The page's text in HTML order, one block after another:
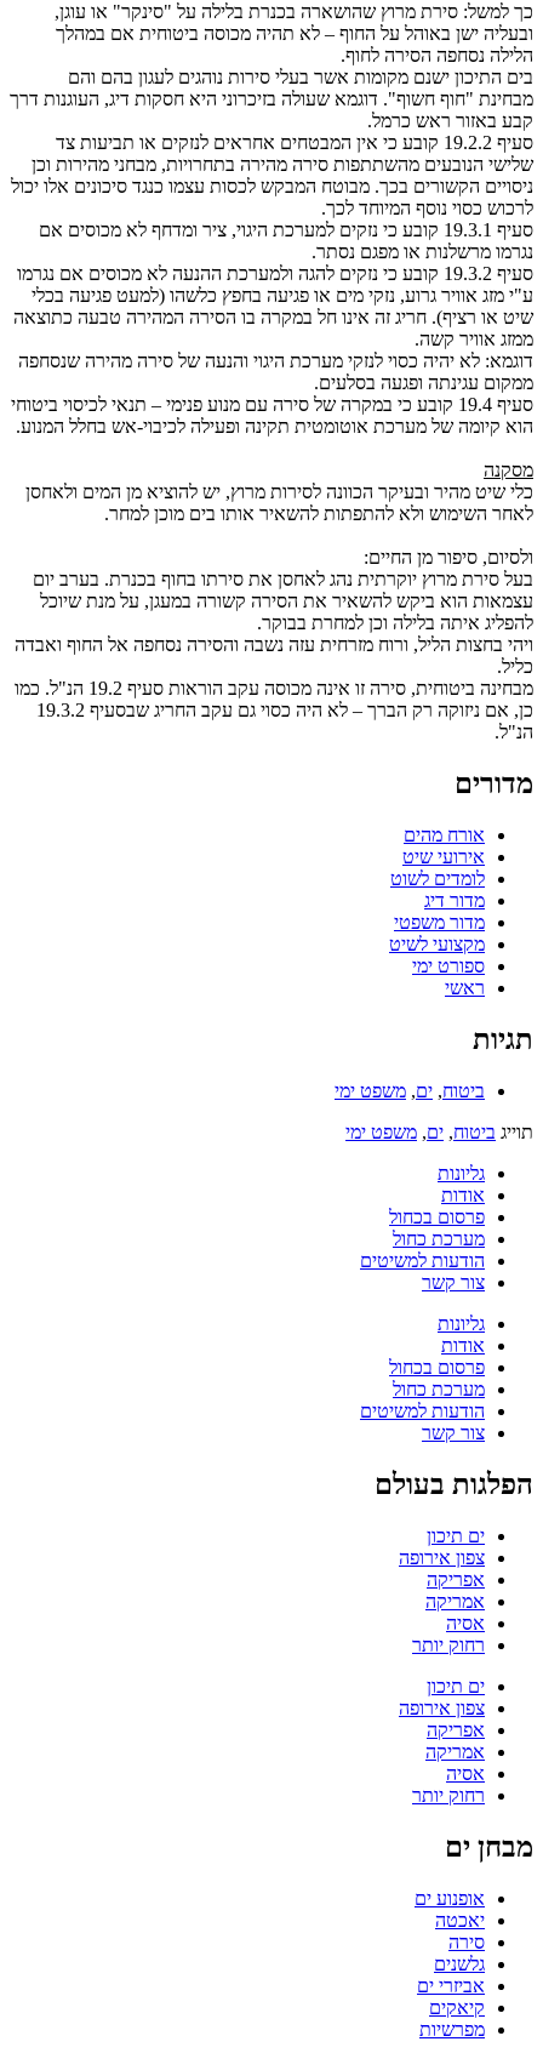
כך למשל: סירת מרוץ שהושארה בכנרת בלילה על "סינקר" או עוגן,
ובעליה ישן באוהל על החוף – לא תהיה מכוסה ביטוחית אם במהלך
הלילה נסחפה הסירה לחוף.
בים התיכון ישנם מקומות אשר בעלי סירות נוהגים לעגון בהם והם
מבחינת "חוף חשוף". דוגמא שעולה בזיכרוני היא חסקות דיג, העוגנות דרך
קבע באזור ראש כרמל.
סעיף 19.2.2 קובע כי אין המבטחים אחראים לנזקים או תביעות צד
שלישי הנובעים מהשתתפות סירה מהירה בתחרויות, מבחני מהירות וכן
ניסויים הקשורים בכך. מבוטח המבקש לכסות עצמו כנגד סיכונים אלו יכול
לרכוש כסוי נוסף המיוחד לכך.
סעיף 19.3.1 קובע כי נזקים למערכת היגוי, ציר ומדחף לא מכוסים אם
נגרמו מרשלנות או מפגם נסתר.
סעיף 19.3.2 קובע כי נזקים להגה ולמערכת ההנעה לא מכוסים אם נגרמו
ע"י מזג אוויר גרוע, נזקי מים או פגיעה בחפץ כלשהו (למעט פגיעה בכלי
שיט או רציף). חריג זה אינו חל במקרה בו הסירה המהירה טבעה כתוצאה
ממזג אוויר קשה.
דוגמא: לא יהיה כסוי לנזקי מערכת היגוי והנעה של סירה מהירה שנסחפה
ממקום עגינתה ופגעה בסלעים.
סעיף 19.4 קובע כי במקרה של סירה עם מנוע פנימי – תנאי לכיסוי ביטוחי
הוא קיומה של מערכת אוטומטית תקינה ופעילה לכיבוי-אש בחלל המנוע.
מסקנה
כלי שיט מהיר ובעיקר הכוונה לסירות מרוץ, יש להוציא מן המים ולאחסן
לאחר השימוש ולא להתפתות להשאיר אותו בים מוכן למחר.
ולסיום, סיפור מן החיים:
בעל סירת מרוץ יוקרתית נהג לאחסן את סירתו בחוף בכנרת. בערב יום
עצמאות הוא ביקש להשאיר את הסירה קשורה במעגן, על מנת שיוכל
להפליג איתה בלילה וכן למחרת בבוקר.
ויהי בחצות הליל, ורוח מזרחית עזה נשבה והסירה נסחפה אל החוף ואבדה
כליל.
מבחינה ביטוחית, סירה זו אינה מכוסה עקב הוראות סעיף 19.2 הנ"ל. כמו
כן, אם ניזוקה רק הברך – לא היה כסוי גם עקב החריג שבסעיף 19.3.2
הנ"ל.
מדורים
אורח מהים
אירועי שיט
לומדים לשוט
מדור דיג
מדור משפטי
מקצועי לשיט
ספורט ימי
ראשי
תגיות
ביטוח, ים, משפט ימי
תוייג ביטוח, ים, משפט ימי
גליונות
אודות
פרסום בכחול
מערכת כחול
הודעות למשיטים
צור קשר
גליונות
אודות
פרסום בכחול
מערכת כחול
הודעות למשיטים
צור קשר
הפלגות בעולם
ים תיכון
צפון אירופה
אפריקה
אמריקה
אסיה
רחוק יותר
ים תיכון
צפון אירופה
אפריקה
אמריקה
אסיה
רחוק יותר
מבחן ים
אופנוע ים
יאכטה
סירה
גלשנים
אביזרי ים
קיאקים
מפרשיות